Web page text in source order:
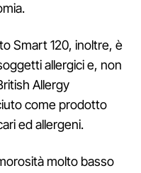
Smart 120, inoltre, è
allergici e, non
Allergy
come prodotto
ed allergeni.
molto basso